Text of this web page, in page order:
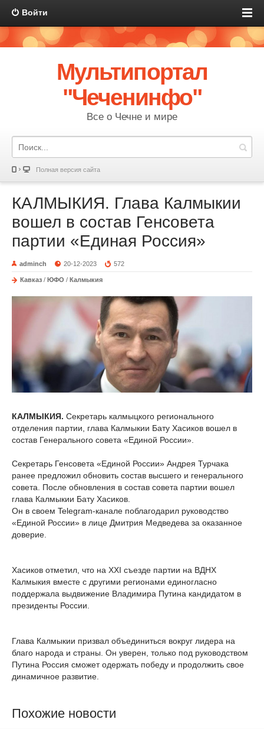
Войти
Мультипортал
"Чеченинфо"
Все о Чечне и мире
Полная версия сайта
КАЛМЫКИЯ. Глава Калмыкии
вошел в состав Генсовета
партии «Единая Россия»
adminch 20-12-2023 572
Кавказ / ЮФО / Калмыкия
КАЛМЫКИЯ. Секретарь калмыцкого регионального
отделения партии, глава Калмыкии Бату Хасиков вошел в
состав Генерального совета «Единой России».
Секретарь Генсовета «Единой России» Андрея Турчака
ранее предложил обновить состав высшего и генерального
совета. После обновления в состав совета партии вошел
глава Калмыкии Бату Хасиков.
Он в своем Telegram-канале поблагодарил руководство
«Единой России» в лице Дмитрия Медведева за оказанное
доверие.
Хасиков отметил, что на XXI съезде партии на ВДНХ
Калмыкия вместе с другими регионами единогласно
поддержала выдвижение Владимира Путина кандидатом в
президенты России.
Глава Калмыкии призвал объединиться вокруг лидера на
благо народа и страны. Он уверен, только под руководством
Путина Россия сможет одержать победу и продолжить свое
динамичное развитие.
Похожие новости